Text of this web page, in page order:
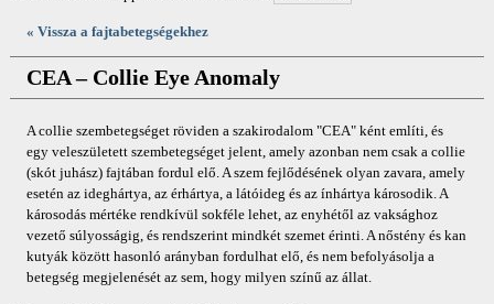
« Vissza a fajtabetegségekhez
CEA – Collie Eye Anomaly
A collie szembetegséget röviden a szakirodalom "CEA" ként említi, és
egy veleszületett szembetegséget jelent, amely azonban nem csak a collie
(skót juhász) fajtában fordul elő. A szem fejlődésének olyan zavara, amely
esetén az ideghártya, az érhártya, a látóideg és az ínhártya károsodik. A
károsodás mértéke rendkívül sokféle lehet, az enyhétől az vaksághoz
vezető súlyosságig, és rendszerint mindkét szemet érinti. A nőstény és kan
kutyák között hasonló arányban fordulhat elő, és nem befolyásolja a
betegség megjelenését az sem, hogy milyen színű az állat.